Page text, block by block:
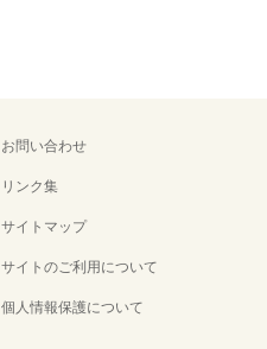
お問い合わせ
リンク集
サイトマップ
サイトのご利用について
個人情報保護について